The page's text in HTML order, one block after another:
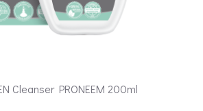
Cleanser PRONEEM 200ml